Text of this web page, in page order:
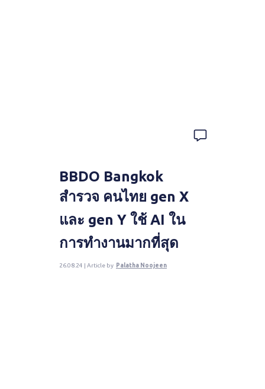
BBDO Bangkok
สำรวจ คนไทย gen X
และ gen Y ใช้ AI ใน
การทำงานมากที่สุด
26.08.24 | Article by Palatha Noojeen